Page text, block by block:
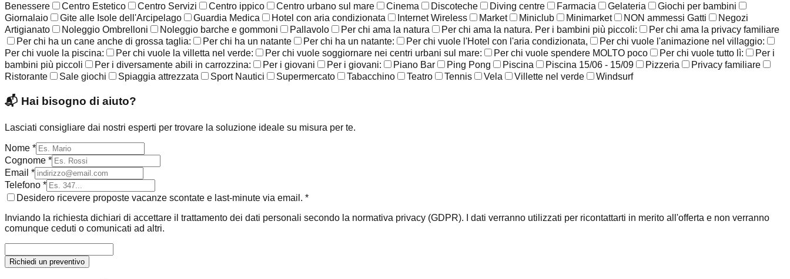
Benessere
Centro Estetico Centro Servizi Centro ippico Centro urbano sul mare Cinema Discoteche Diving centre Farmacia Gelateria
Giochi per bambini
Giornalaio
Gite alle Isole dell'Arcipelago Guardia Medica Hotel con aria condizionata Internet Wireless Market Miniclub Minimarket NON ammessi Gatti
Negozi
Artigianato
Noleggio Ombrelloni Noleggio barche e gommoni Pallavolo Per chi ama la natura Per chi ama la natura. Per i bambini più piccoli:
Per chi ama la privacy familiare
Per chi ha un cane anche di grossa taglia:
Per chi ha un natante Per chi ha un natante: Per chi vuole l'Hotel con l'aria condizionata,
Per chi vuole l'animazione nel villaggio:
Per chi vuole la piscina:
Per chi vuole la villetta nel verde: Per chi vuole soggiornare nei centri urbani sul mare: Per chi vuole spendere MOLTO poco Per chi vuole tutto lì:
Per i
bambini più piccoli
Per i diversamente abili in carrozzina: Per i giovani Per i giovani: Piano Bar Ping Pong Piscina Piscina 15/06 - 15/09 Pizzeria
Privacy familiare
Ristorante
Sale giochi Spiaggia attrezzata Sport Nautici Supermercato Tabacchino Teatro Tennis Vela Villette nel verde Windsurf
📬 Hai bisogno di aiuto?
Lasciati consigliare dai nostri esperti per trovare la soluzione ideale su misura per te.
Nome *
Cognome *
Email *
Telefono *
Desidero ricevere proposte vacanze scontate e last-minute via email. *
Inviando la richiesta dichiari di accettare il trattamento dei dati personali secondo la normativa privacy (GDPR). I dati verranno utilizzati per ricontattarti in merito all'offerta e non verranno
comunque ceduti o comunicati ad altri.
Richiedi un preventivo